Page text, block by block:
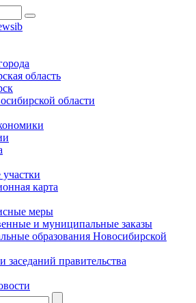
область
области
карта
меры
и муниципальные заказы
образования Новосибирской
заседаний правительства